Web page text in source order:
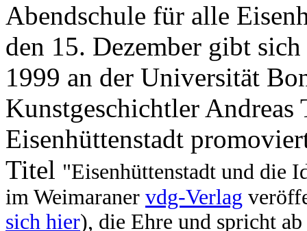
Abendschule für alle
den 15. Dezember gibt
1999 an der Universität
Kunstgeschichtler Andreas
Eisenhüttenstadt
Titel "Eisenhüttenstadt und die
im Weimaraner vdg-Verlag
sich hier), die Ehre und spricht